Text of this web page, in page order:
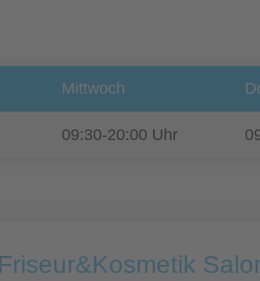
Mittwoch
09:30-20:00 Uhr